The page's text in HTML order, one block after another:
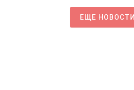
ЕЩЕ НОВОСТИ